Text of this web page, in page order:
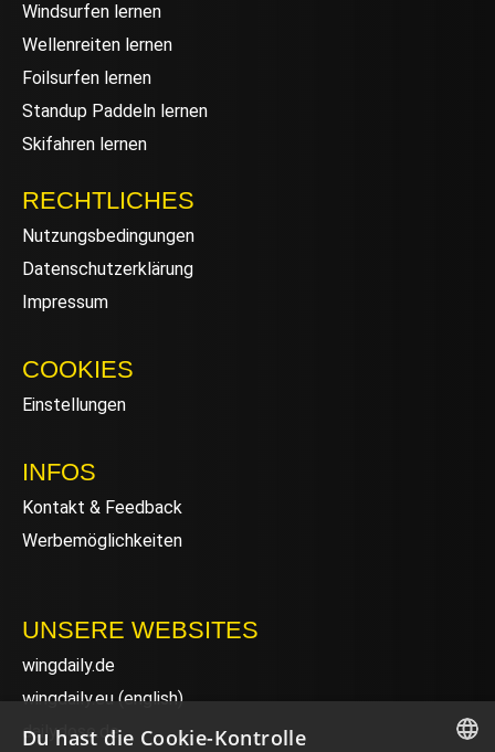
Windsurfen lernen
Wellenreiten lernen
Foilsurfen lernen
Standup Paddeln lernen
Skifahren lernen
RECHTLICHES
Nutzungsbedingungen
Datenschutzerklärung
Impressum
COOKIES
Einstellungen
INFOS
Kontakt & Feedback
Werbemöglichkeiten
UNSERE WEBSITES
wingdaily.de
wingdaily.eu(english)
dailydose.de
Du hast die Cookie-Kontrolle